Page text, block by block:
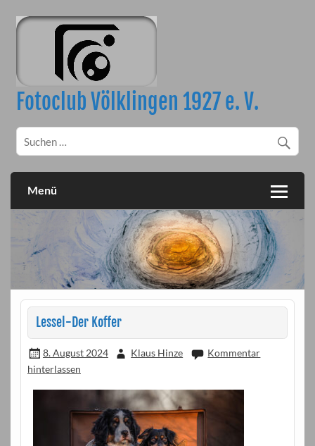
content
Fotoclub Völklingen 1927 e. V.
Menü
Lessel-Der Koffer
8. August 2024 Klaus Hinze
Kommentar
hinterlassen